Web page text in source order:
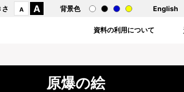
A A 背景色 English
資料の利用について
原爆の絵